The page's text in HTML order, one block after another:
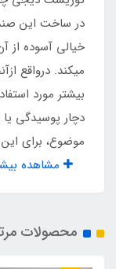
۱۶۰ کیلو
سطح راحتی
گرید B
وزن محصول
در ساخت این
میکند. درواقع
بیشتر مورد
دچار پوسیدگی
موضوع، برای
مشاهده
محصولات